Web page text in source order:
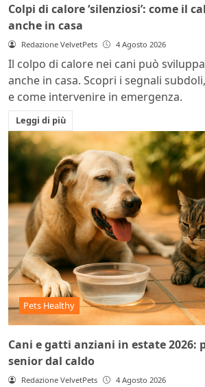
Colpi di calore ‘silenziosi’: come il
anche in casa
Redazione VelvetPets 4 Agosto 2026
Il colpo di calore nei cani può
anche in casa. Scopri i segnali
e come intervenire in emergenza.
Leggi di più
Pets Healthy
Cani e gatti anziani in estate 2026:
senior dal caldo
Redazione VelvetPets 4 Agosto 2026